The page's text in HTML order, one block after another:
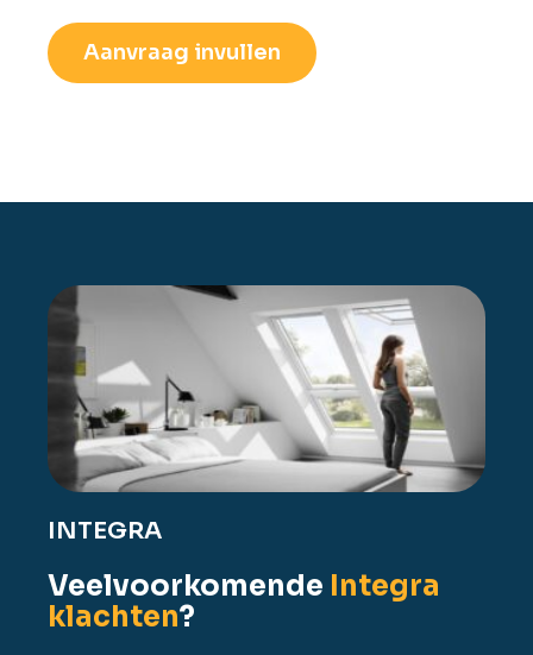
Aanvraag invullen
INTEGRA
Veelvoorkomende Integra
klachten?